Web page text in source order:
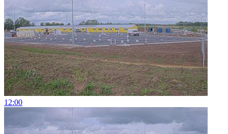
12:00